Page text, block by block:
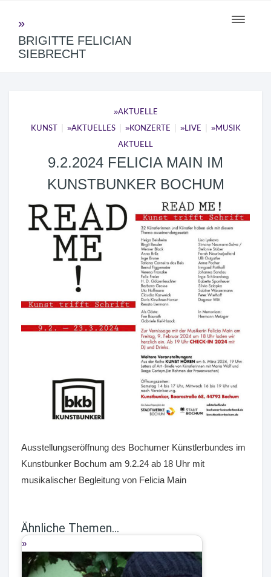
Toggle
BRIGITTE FELICIAN
SIEBRECHT
AKTUELLE
KUNST AKTUELLES KONZERTE LIVE MUSIK
AKTUELL
9.2.2024 FELICIA MAIN IM
KUNSTBUNKER BOCHUM
Ausstellungseröffnung des Bochumer Künstlerbundes im
Kunstbunker Bochum am 9.2.24 ab 18 Uhr mit
musikalischer Begleitung von Felicia Main
Ähnliche Themen...